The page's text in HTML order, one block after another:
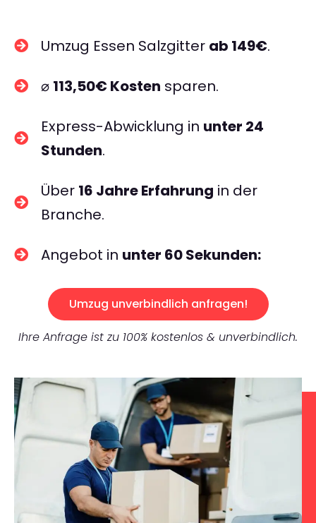
Umzug Essen Salzgitter ab 149€.
⌀ 113,50€ Kosten sparen.
Express-Abwicklung in unter 24
Stunden.
Über 16 Jahre Erfahrung in der
Branche.
Angebot in unter 60 Sekunden:
Umzug unverbindlich anfragen!
Ihre Anfrage ist zu 100% kostenlos & unverbindlich.